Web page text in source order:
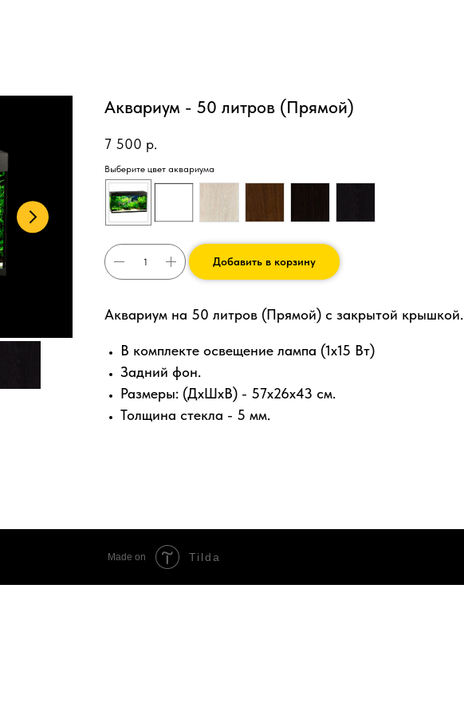
Аквариум - 50 литров (Прямой)
7 500 р.
Выберите цвет аквариума
Добавить в корзину
Аквариум на 50 литров (Прямой) с закрытой крышкой.
В комплекте освещение лампа (1х15 Вт)
Задний фон.
Размеры: (ДхШхВ) - 57х26х43 см.
Толщина стекла - 5 мм.
Made on Tilda